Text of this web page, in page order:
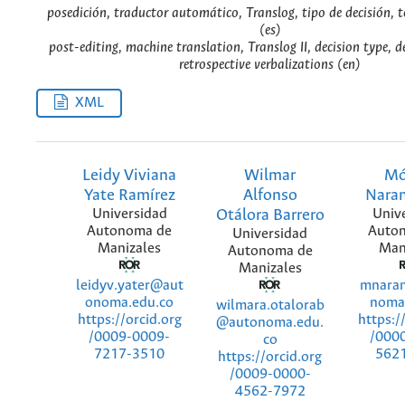
posedición, traductor automático, Translog, tipo de decisión,
(es)
post-editing, machine translation, Translog II, decision type,
retrospective verbalizations (en)
XML
Leidy Viviana
Yate Ramírez
Universidad
Autonoma de
Manizales
leidyv.yater@aut
onoma.edu.co
https://orcid.org
/0009-0009-
7217-3510
Wilmar
Alfonso
Otálora Barrero
Universidad
Autonoma de
Manizales
wilmara.otalorab
@autonoma.edu.
co
https://orcid.org
/0009-0000-
4562-7972
/